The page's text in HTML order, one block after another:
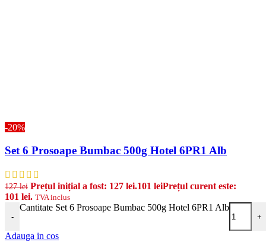
-20%
Set 6 Prosoape Bumbac 500g Hotel 6PR1 Alb
127lei Prețul inițial a fost: 127 lei.101 leiPrețul curent este:
101 lei. TVA inclus
-
Cantitate Set 6 Prosoape Bumbac 500g Hotel 6PR1 Alb
+
Adauga in cos